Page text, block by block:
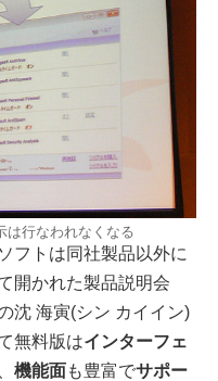
は行なわれなくなる
フトは同社製品以外に
開かれた製品説明会
沈 海寅(シン カイイン)
無料版はインターフェ
機能面も豊富でサポー